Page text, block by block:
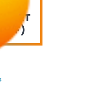
–
F)
(H/F)